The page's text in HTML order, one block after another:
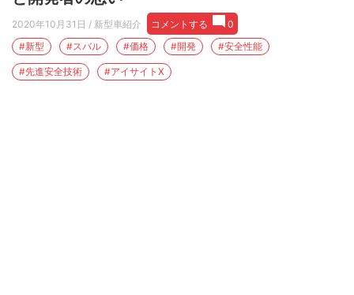
2020年10月31日 / 新型車紹介 コメントする
0
#新型
#スバル #価格 #開発 #安全性能
#先進安全技術 #アイサイトX